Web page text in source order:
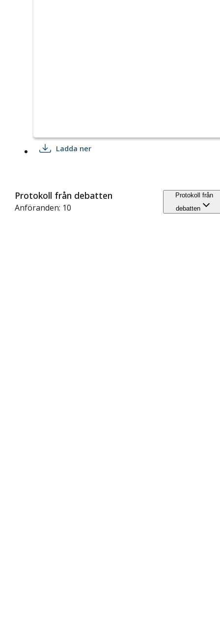
Ladda ner
Protokoll från debatten
Anföranden: 10
Protokoll från
debatten